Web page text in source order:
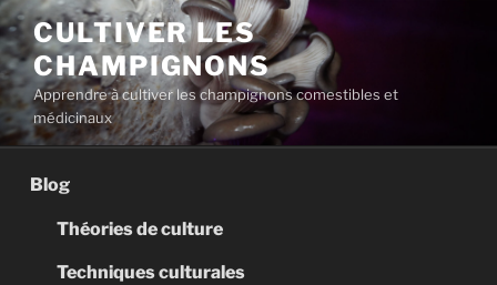
Aller
au
contenu
principal
CULTIVER LES
CHAMPIGNONS
Apprendre à cultiver les champignons comestibles et
médicinaux
Blog
Théories de culture
Techniques culturales